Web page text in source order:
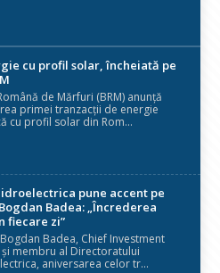
cu profil solar, încheiată pe
de Mărfuri (BRM) anunță
primei tranzacții de energie
cu profil solar din Rom...
pune accent pe
Badea: „Încrederea
fiecare zi”
Badea, Chief Investment
membru al Directoratului
aniversarea celor tr...